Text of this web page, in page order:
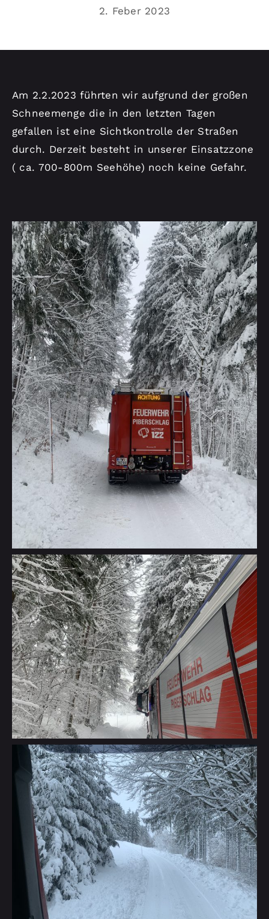
Kontakt
2. Feber 2023
Am 2.2.2023 führten wir aufgrund der großen
Schneemenge die in den letzten Tagen
gefallen ist eine Sichtkontrolle der Straßen
durch. Derzeit besteht in unserer Einsatzzone
( ca. 700-800m Seehöhe) noch keine Gefahr.